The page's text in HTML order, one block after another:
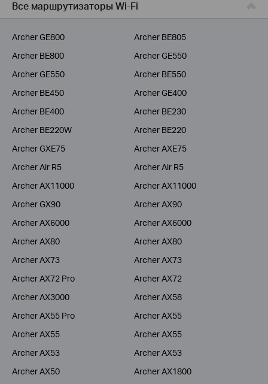
Для операторов связи
Все маршрутизаторы Wi-Fi
Archer GE800
Archer BE805
Archer BE800
Archer GE550
Archer GE550
Archer BE550
Archer BE450
Archer GE400
Archer BE400
Archer BE230
Archer BE220W
Archer BE220
Archer GXE75
Archer AXE75
Archer Air R5
Archer Air R5
Archer AX11000
Archer AX11000
Archer GX90
Archer AX90
Archer AX6000
Archer AX6000
Archer AX80
Archer AX80
Archer AX73
Archer AX73
Archer AX72 Pro
Archer AX72
Archer AX3000
Archer AX58
Archer AX55 Pro
Archer AX55
Archer AX55
Archer AX55
Archer AX53
Archer AX53
Archer AX50
Archer AX1800